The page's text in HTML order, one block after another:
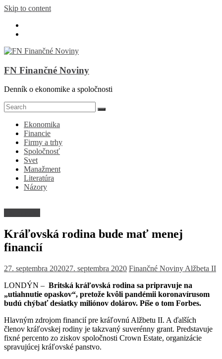
Skip to content
FN Finančné Noviny
Denník o ekonomike a spoločnosti
Ekonomika
Financie
Firmy a trhy
Spoločnosť
Svet
Manažment
Literatúra
Názory
Kráľovská rodina bude mať menej
financií
27. septembra 202027. septembra 2020 Finančné Noviny Alžbeta II
LONDÝN – Britská kráľovská rodina sa pripravuje na
„utiahnutie opaskov“, pretože kvôli pandémii koronavírusom
budú chýbať desiatky miliónov dolárov. Píše o tom Forbes.
Hlavným zdrojom financií pre kráľovnú Alžbetu II. A ďalších
členov kráľovskej rodiny je takzvaný suverénny grant. Predstavuje
fixné percento zo ziskov spoločnosti Crown Estate, organizácie
spravujúcej kráľovské panstvo.